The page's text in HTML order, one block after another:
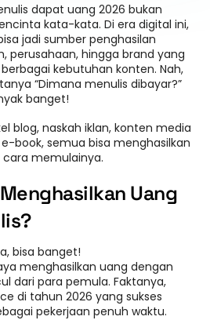
dapat uang 2026 bukan
kata-kata. Di era digital ini,
jadi sumber penghasilan
perusahaan, hingga brand yang
kebutuhan konten. Nah,
“Dimana menulis dibayar?”
banget!
blog, naskah iklan, konten media
book, semua bisa menghasilkan
memulainya.
Uang
bisa banget!
menghasilkan uang dengan
dari para pemula. Faktanya,
di tahun 2026 yang sukses
pekerjaan penuh waktu.